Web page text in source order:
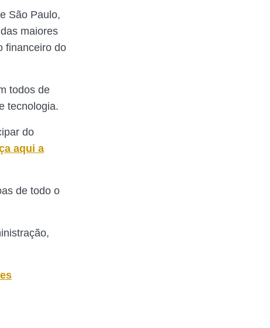
São Paulo,
maiores
financeiro do
todos de
tecnologia.
do
aqui a
de todo o